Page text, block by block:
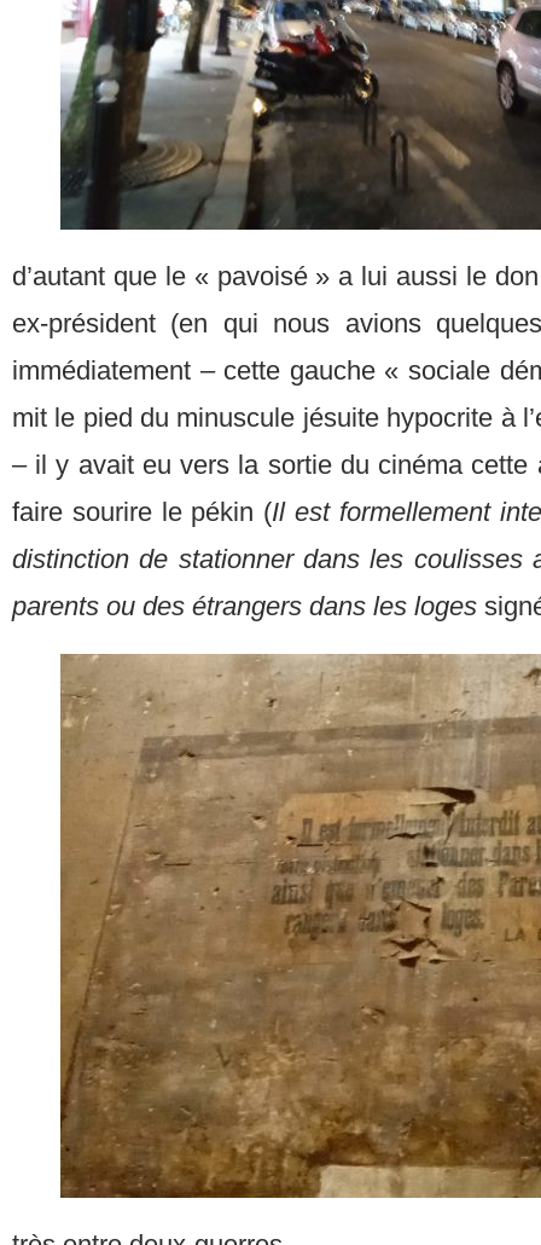
d’autant que le « pavoisé » a lui aussi le
ex-président (en qui nous avions
immédiatement – cette gauche « sociale
mit le pied du minuscule jésuite hypocrite à
– il y avait eu vers la sortie du cinéma cette
faire sourire le pékin (Il est formellement
distinction de stationner dans les coulisses
parents ou des étrangers dans les loges